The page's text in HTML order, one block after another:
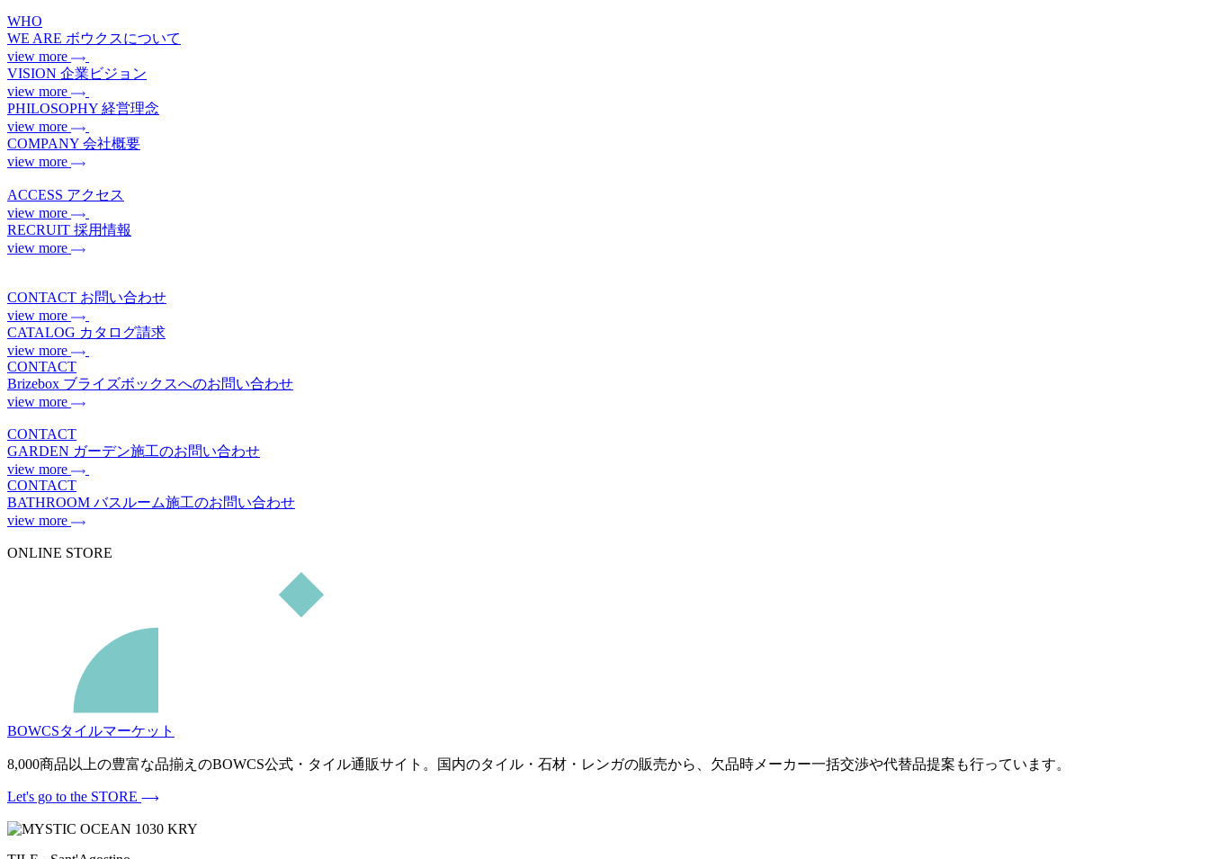
WHO
WE ARE ボウクスについて
view more
VISION 企業ビジョン
view more
PHILOSOPHY 経営理念
view more
COMPANY 会社概要
view more
ACCESS アクセス
view more
RECRUIT 採用情報
view more
CONTACT お問い合わせ
view more
CATALOG カタログ請求
view more
CONTACT
Brizebox ブライズボックスへのお問い合わせ
view more
CONTACT
GARDEN ガーデン施工のお問い合わせ
view more
CONTACT
BATHROOM バスルーム施工のお問い合わせ
view more
ONLINE STORE
BOWCSタイルマーケット
8,000商品以上の豊富な品揃えのBOWCS公式・タイル通販サイト。国内のタイル・石材・レンガの販売から、欠品時メーカー一括交渉や代替品提案も行っています。
Let's go to the STORE